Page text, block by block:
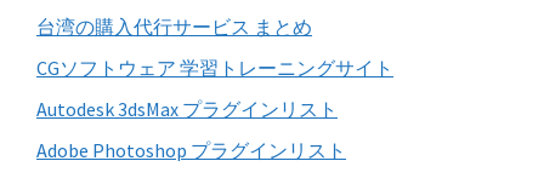
す
る
台湾の購入代行サービス まとめ
CGソフトウェア 学習トレーニングサイト
Autodesk 3dsMax プラグインリスト
Adobe Photoshop プラグインリスト